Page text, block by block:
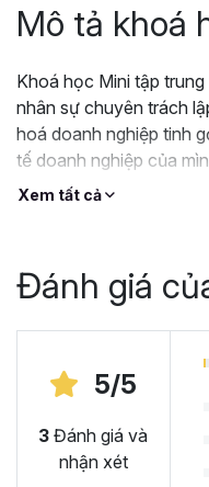
Mô tả khoá
Khoá học Mini tập
nhân sự chuyên trách
hoá doanh nghiệp tinh
tế doanh nghiệp của
Xem tất cả
Đánh giá
5/5
3 Đánh giá và
nhận xét